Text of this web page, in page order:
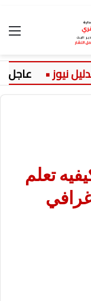
عاجل:
تعلم